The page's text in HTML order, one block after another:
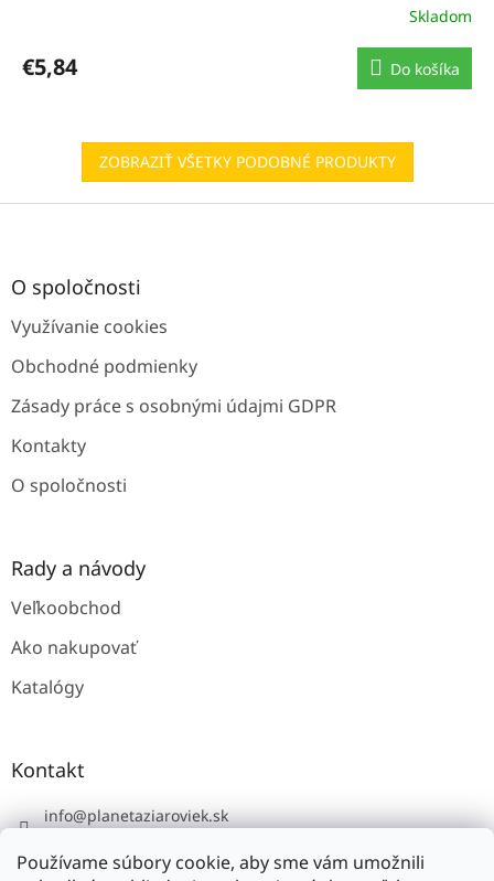
Používame súbory cookie, aby sme vám umožnili
Skladom
€5,84 Do košíka
ZOBRAZIŤ VŠETKY PODOBNÉ PRODUKTY
Z
O spoločnosti
Využívanie cookies
Obchodné podmienky
Zásady práce s osobnými údajmi GDPR
Kontakty
O spoločnosti
Rady a návody
Veľkoobchod
Ako nakupovať
Katalógy
Kontakt
info@planetaziaroviek.sk